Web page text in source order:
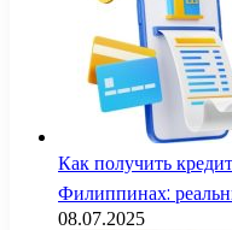
Как получить
Филиппинах:
08.07.2025